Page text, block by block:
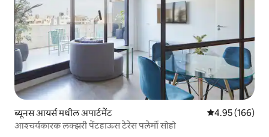
ब्यूनस आयर्स मधील अपार्टमेंट 5 पैकी 4.95
4.95 (166)
आश्चर्यकारक लक्झरी पेंटहाऊस टेरेस पलेर्मो सोहो